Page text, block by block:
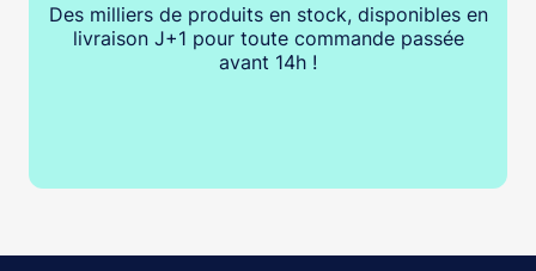
Des milliers de produits en stock, disponibles en
livraison J+1 pour toute commande passée
avant 14h !